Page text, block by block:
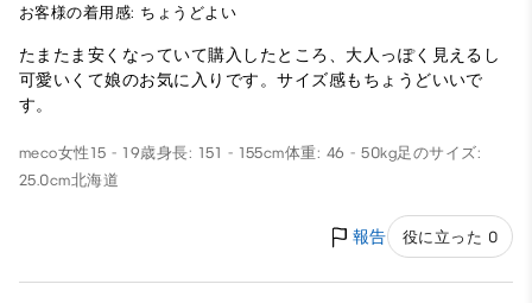
お客様の着用感: ちょうどよい
たまたま安くなっていて購入したところ、大人っぽく見えるし
可愛いくて娘のお気に入りです。サイズ感もちょうどいいで
す。
meco女性 15 - 19歳身長: 151 - 155cm体重: 46 - 50kg足のサイズ:
25.0cm北海道
報告 役に立った 0